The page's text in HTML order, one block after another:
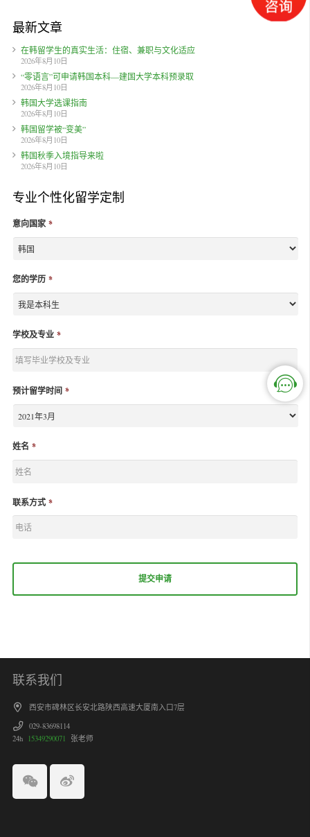
最新文章
在韩留学生的真实生活：住宿、兼职与文化适应
2026年8月10日
“零语言”可申请韩国本科—建国大学本科预录取
2026年8月10日
韩国大学选课指南
2026年8月10日
韩国留学被“变美”
2026年8月10日
韩国秋季入境指导来啦
2026年8月10日
专业个性化留学定制
意向国家 *
您的学历 *
学校及专业 *
预计留学时间 *
姓名 *
联系方式 *
联系我们
西安市碑林区长安北路陕西高速大厦南入口7层
029-83698114
24h
15349290071 张老师